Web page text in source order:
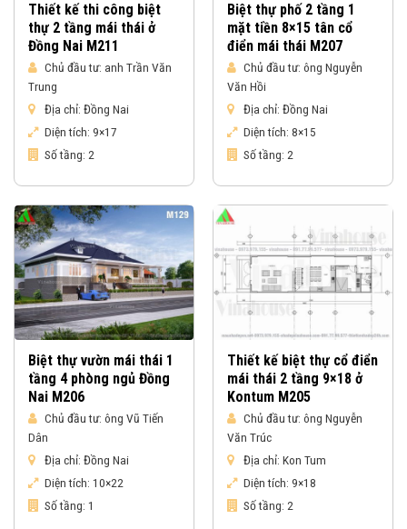
Thiết kế thi công biệt
thự 2 tầng mái thái ở
Đồng Nai M211
Chủ đầu tư: anh Trần Văn
Trung
Địa chỉ: Đồng Nai
Diện tích: 9×17
Số tầng: 2
Biệt thự phố 2 tầng 1
mặt tiền 8×15 tân cổ
điển mái thái M207
Chủ đầu tư: ông Nguyễn
Văn Hồi
Địa chỉ: Đồng Nai
Diện tích: 8×15
Số tầng: 2
Biệt thự vườn mái thái 1
tầng 4 phòng ngủ Đồng
Nai M206
Chủ đầu tư: ông Vũ Tiến
Dân
Địa chỉ: Đồng Nai
Diện tích: 10×22
Số tầng: 1
Thiết kế biệt thự cổ điển
mái thái 2 tầng 9×18 ở
Kontum M205
Chủ đầu tư: ông Nguyễn
Văn Trúc
Địa chỉ: Kon Tum
Diện tích: 9×18
Số tầng: 2